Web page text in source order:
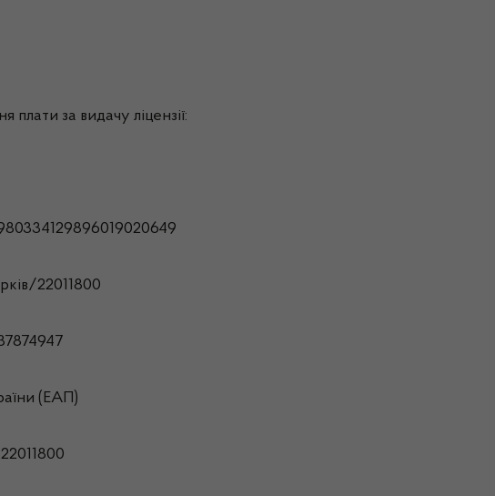
плати за видачу ліцензії:
22011800
(ЕАП)